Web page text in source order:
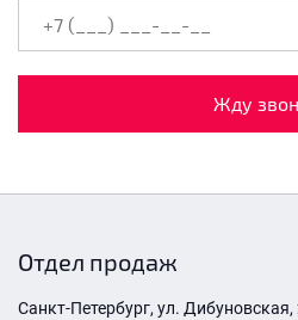
Жду
Отдел продаж
Санкт-Петербург, ул.